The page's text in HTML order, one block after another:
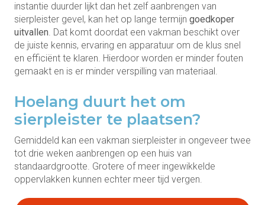
instantie duurder lijkt dan het zelf aanbrengen van
sierpleister gevel, kan het op lange termijn goedkoper
uitvallen. Dat komt doordat een vakman beschikt over
de juiste kennis, ervaring en apparatuur om de klus snel
en efficiënt te klaren. Hierdoor worden er minder fouten
gemaakt en is er minder verspilling van materiaal.
Hoelang duurt het om
sierpleister te plaatsen?
Gemiddeld kan een vakman sierpleister in ongeveer twee
tot drie weken aanbrengen op een huis van
standaardgrootte. Grotere of meer ingewikkelde
oppervlakken kunnen echter meer tijd vergen.